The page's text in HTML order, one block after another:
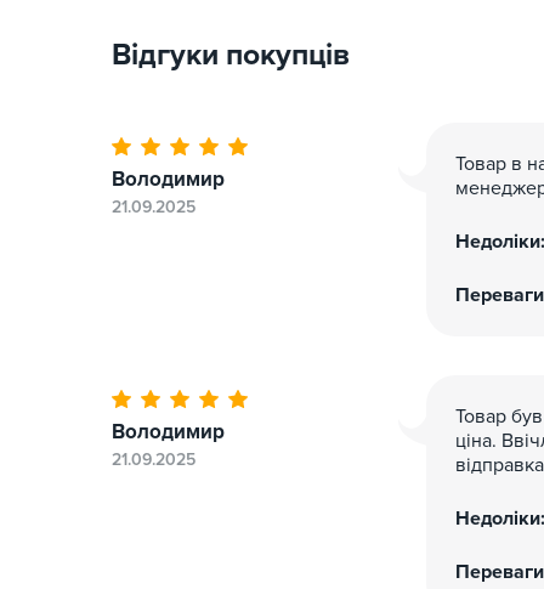
Зареєстровані покупці можуть користуватися
кешбек на бонусний рахунок, яким можна
Відгуки покупців
Володимир
21.09.2025
Товар в
Недоліки:
Володимир
21.09.2025
Товар
ціна.
Недоліки: